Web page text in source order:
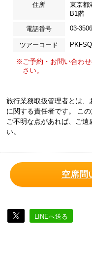
住所
東京都
B1階
電話番号 03-
ツアーコード
※ご予約・お問い合わ
さい。
旅行業務取扱管理者とは、
に関する責任者です。 こ
ご不明な点があれば、ご
い。
空席問
LINEへ送る